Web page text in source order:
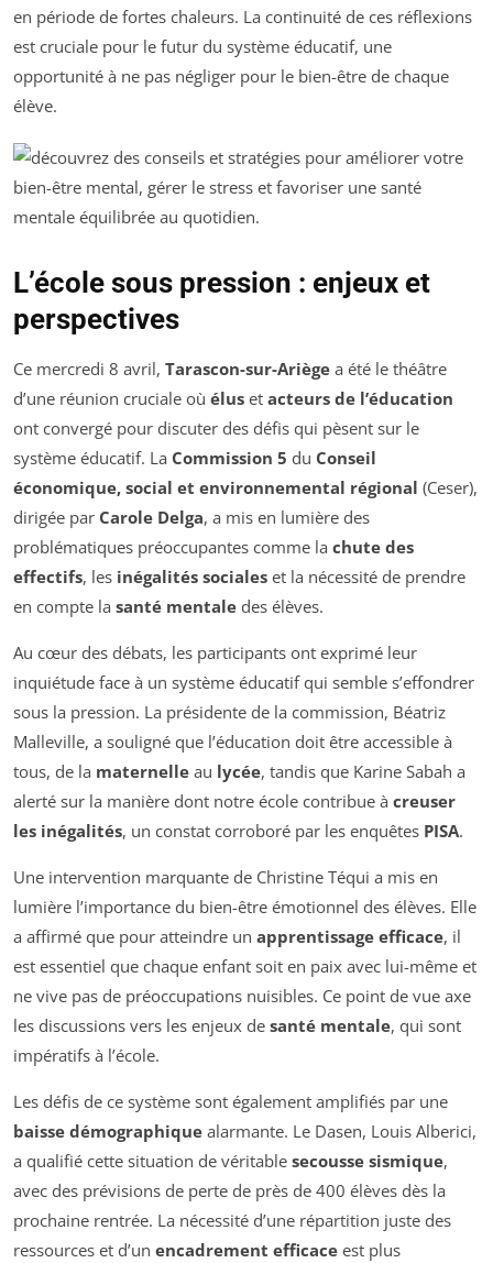
en période de fortes chaleurs. La continuité de ces réflexions
est cruciale pour le futur du système éducatif, une
opportunité à ne pas négliger pour le bien-être de chaque
élève.
L’école sous pression : enjeux et
perspectives
Ce mercredi 8 avril, Tarascon-sur-Ariège a été le théâtre
d’une réunion cruciale où élus et acteurs de l’éducation
ont convergé pour discuter des défis qui pèsent sur le
système éducatif. La Commission 5 du Conseil
économique, social et environnemental régional (Ceser),
dirigée par Carole Delga, a mis en lumière des
problématiques préoccupantes comme la chute des
effectifs, les inégalités sociales et la nécessité de prendre
en compte la santé mentale des élèves.
Au cœur des débats, les participants ont exprimé leur
inquiétude face à un système éducatif qui semble s’effondrer
sous la pression. La présidente de la commission, Béatriz
Malleville, a souligné que l’éducation doit être accessible à
tous, de la maternelle au lycée, tandis que Karine Sabah a
alerté sur la manière dont notre école contribue à creuser
les inégalités, un constat corroboré par les enquêtes PISA.
Une intervention marquante de Christine Téqui a mis en
lumière l’importance du bien-être émotionnel des élèves. Elle
a affirmé que pour atteindre un apprentissage efficace, il
est essentiel que chaque enfant soit en paix avec lui-même et
ne vive pas de préoccupations nuisibles. Ce point de vue axe
les discussions vers les enjeux de santé mentale, qui sont
impératifs à l’école.
Les défis de ce système sont également amplifiés par une
baisse démographique alarmante. Le Dasen, Louis Alberici,
a qualifié cette situation de véritable secousse sismique,
avec des prévisions de perte de près de 400 élèves dès la
prochaine rentrée. La nécessité d’une répartition juste des
ressources et d’un encadrement efficace est plus